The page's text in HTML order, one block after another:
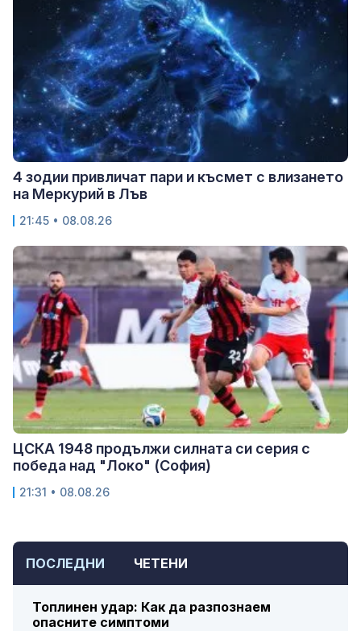
ПОСЛЕДНИ ЧЕТЕНИ
Топлинен удар: Как да разпознаем
опасните симптоми
4 зодии привличат пари и късмет с влизането
на Меркурий в Лъв
21:45 • 08.08.26
ЦСКА 1948 продължи силната си серия с
победа над "Локо" (София)
21:31 • 08.08.26